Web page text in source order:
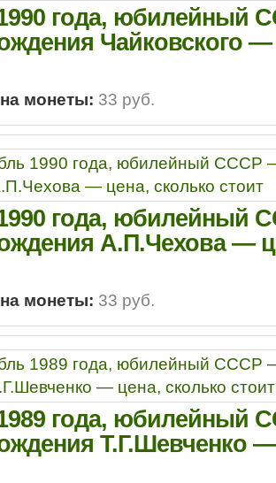
года, юбилейный
Чайковского —
монеты: 33 руб.
года, юбилейный
А.П.Чехова —
монеты: 33 руб.
года, юбилейный
Т.Г.Шевченко